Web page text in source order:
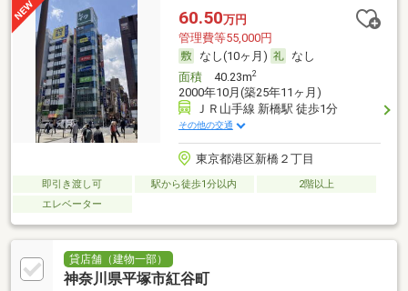
60.50万円
管理費等55,000円
なし(10ヶ月)
なし
面積40.23m2
2000年10月(築25年11ヶ月)
ＪＲ山手線 新橋駅 徒歩1分
その他の交通
東京都港区新橋２丁目
即引き渡し可 駅から徒歩1分以内
2階以上
エレベーター
貸店舗（建物一部）
神奈川県平塚市紅谷町